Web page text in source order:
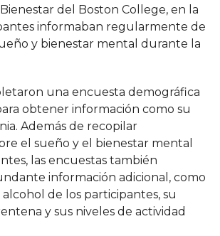
del Boston College, en la
informaban regularmente de
y bienestar mental durante la
una encuesta demográfica
obtener información como su
Además de recopilar
el sueño y el bienestar mental
las encuestas también
información adicional, como
de los participantes, su
y sus niveles de actividad